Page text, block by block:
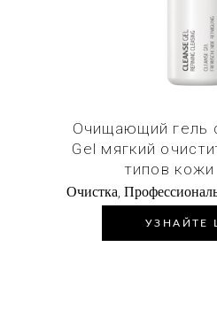
Очищающий гель
Gel мягкий
типов
Очистка,
УЗНАЙТЕ